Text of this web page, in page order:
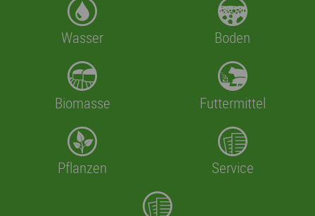
Wasser Boden
Biomasse Futtermittel
Pflanzen Service